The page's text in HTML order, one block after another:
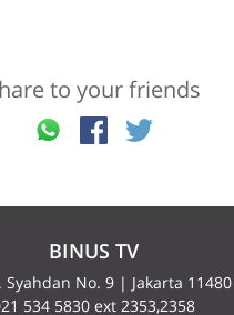
to your friends
BINUS TV
Syahdan No. 9 | Jakarta 11480
534 5830 ext 2353,2358